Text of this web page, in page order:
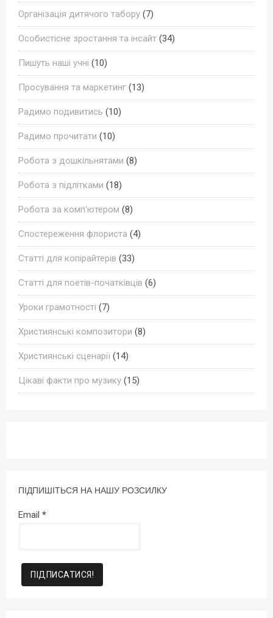
Організація дитячого табору (7)
Особистісне зростання та інсайт (34)
Пишуть наші учні (10)
Просування та маркетинг (13)
Радимо подивитись (10)
Радимо прочитати (10)
Робота з дошкільнятами (8)
Робота з підлітками (18)
Робота за комп'ютером (8)
Спостереження флориста (4)
Статті для копірайтерів (33)
Статті для поетів-початківців (6)
Уроки грамотності (7)
Християнські композитори (8)
Християнські сценарії (14)
Цікаві факти про музику (15)
ПІДПИШІТЬСЯ НА НАШУ РОЗСИЛКУ
Email *